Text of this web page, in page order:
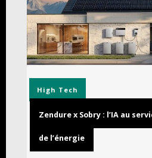
High Tech
Zendure x Sobry : l’IA au
de l’énergie